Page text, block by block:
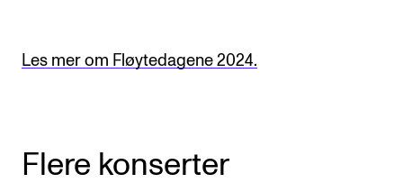
Les mer om Fløytedagene 2024.
Flere konserter